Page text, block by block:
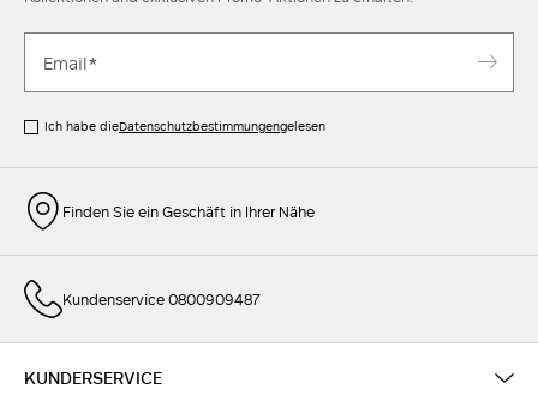
Ich habe dieDatenschutzbestimmungengelesen
Finden Sie ein Geschäft in Ihrer Nähe
Kundenservice 0800909487
KUNDERSERVICE